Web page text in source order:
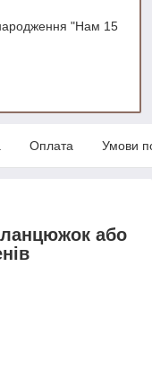
"Нам 15
Оплата Умови
ланцюжок або